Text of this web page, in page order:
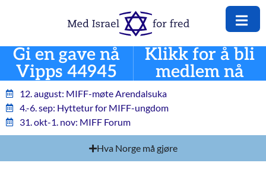
Gi en gave nå
Vipps 44945
Klikk for å bli
medlem nå
12. august: MIFF-møte Arendalsuka
4.-6. sep: Hyttetur for MIFF-ungdom
31. okt-1. nov: MIFF Forum
Hva Norge må gjøre